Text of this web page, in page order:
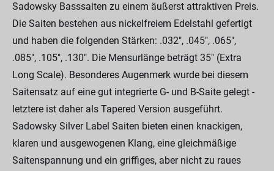
Sadowsky Basssaiten zu einem äußerst attraktiven Preis.
Die Saiten bestehen aus nickelfreiem Edelstahl gefertigt
und haben die folgenden Stärken: .032", .045", .065",
.085", .105", .130". Die Mensurlänge beträgt 35" (Extra
Long Scale). Besonderes Augenmerk wurde bei diesem
Saitensatz auf eine gut integrierte G- und B-Saite gelegt -
letztere ist daher als Tapered Version ausgeführt.
Sadowsky Silver Label Saiten bieten einen knackigen,
klaren und ausgewogenen Klang, eine gleichmäßige
Saitenspannung und ein griffiges, aber nicht zu raues